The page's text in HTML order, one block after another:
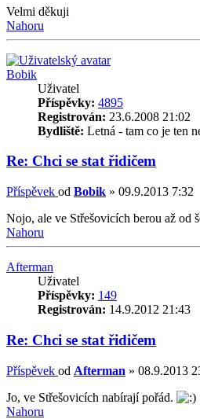
Velmi děkuji
Nahoru
Bobik
Uživatel
Příspěvky: 4895
Registrován: 23.6.2008 21:02
Bydliště: Letná - tam co je ten
Re: Chci se stat řidičem
Příspěvek od Bobik » 09.9.2013 7:32
Nojo, ale ve Střešovicích berou až od
Nahoru
Afterman
Uživatel
Příspěvky: 149
Registrován: 14.9.2012 21:43
Re: Chci se stat řidičem
Příspěvek od Afterman » 08.9.2013
Jo, ve Střešovicích nabírají pořád.
Nahoru